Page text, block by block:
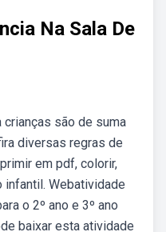
Na Sala De
são de suma
diversas regras de
em pdf, colorir,
infantil. Webatividade
o 2º ano e 3º ano
baixar esta atividade